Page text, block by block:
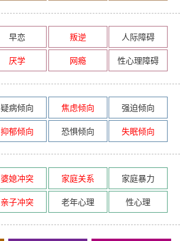
早恋 叛逆
人际障碍
厌学
网瘾 性心理障碍
疑病倾向 焦虑倾向
强迫倾向
抑郁倾向
恐惧倾向 失眠倾向
婆媳冲突 家庭关系
家庭暴力
亲子冲突
老年心理 性心理